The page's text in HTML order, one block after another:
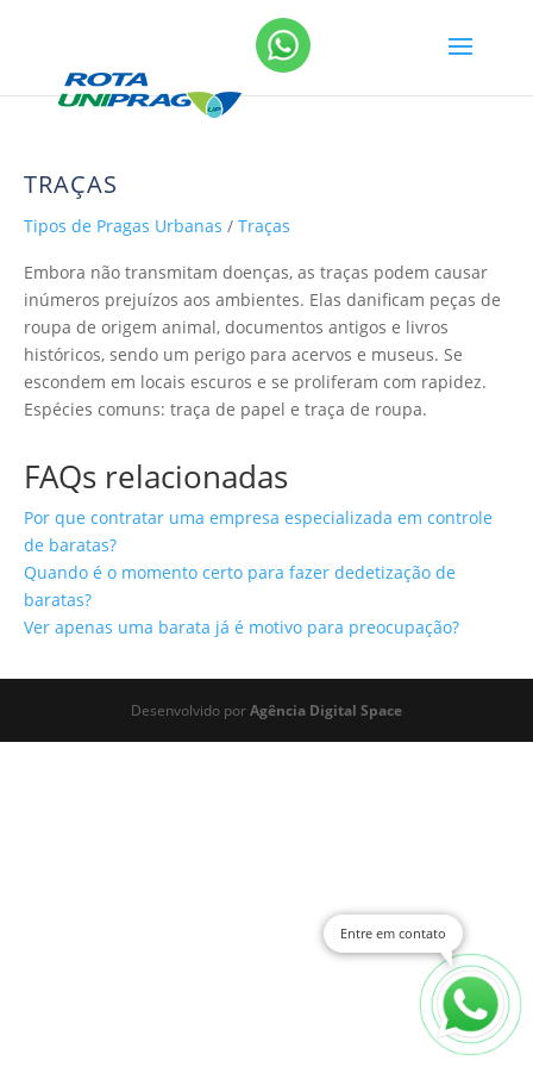
TRAÇAS
Tipos de Pragas Urbanas / Traças
Embora não transmitam doenças, as traças podem causar
inúmeros prejuízos aos ambientes. Elas danificam peças de
roupa de origem animal, documentos antigos e livros
históricos, sendo um perigo para acervos e museus. Se
escondem em locais escuros e se proliferam com rapidez.
Espécies comuns: traça de papel e traça de roupa.
FAQs relacionadas
Por que contratar uma empresa especializada em controle
de baratas?
Quando é o momento certo para fazer dedetização de
baratas?
Ver apenas uma barata já é motivo para preocupação?
Desenvolvido porAgência Digital Space
Entre em contato